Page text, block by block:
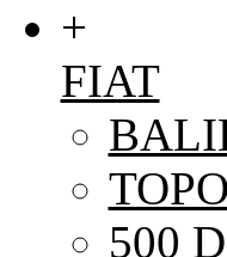
+
FIAT
500 D